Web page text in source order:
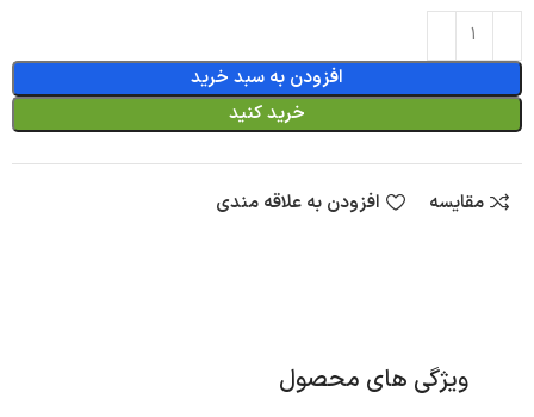
افزودن به سبد خرید
خرید کنید
مقایسه افزودن به علاقه مندی
ویژگی های محصول